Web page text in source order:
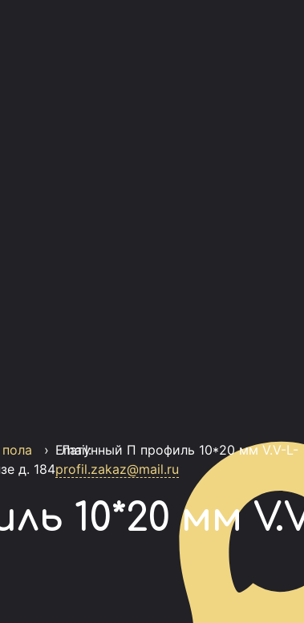
д. 184
Email:
profil.zakaz@mail.ru
›
Латунный П профиль 10*20 мм V.V-L-